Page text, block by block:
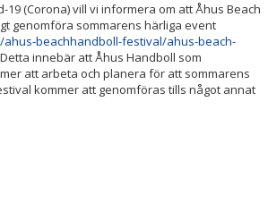
19 (Corona) vill vi informera om att Åhus Beach
genomföra sommarens härliga event
beachhandboll-festival/ahus-beach-
innebär att Åhus Handboll som
att arbeta och planera för att sommarens
kommer att genomföras tills något annat